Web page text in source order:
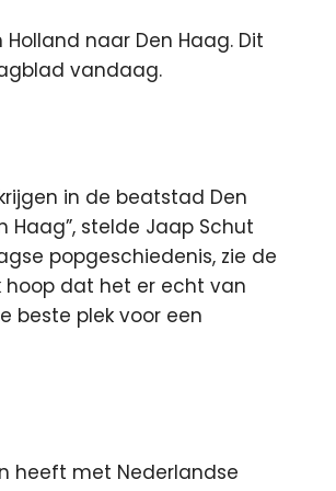
naar Den Haag. Dit
vandaag.
in de beatstad Den
Haag”, stelde Jaap Schut
popgeschiedenis, zie de
hoop dat het er echt van
beste plek voor een
heeft met Nederlandse